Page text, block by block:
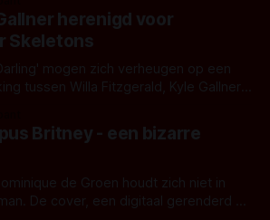
mythe. Het topic deze keer is (kon
de weerwolf. Kijk je mee?
herenigd voor
Skeletons
mogen zich verheugen op een
tussen Willa Fitzgerald, Kyle Gallner
creature feature waarvoor de
in Australië.
Britney - een bizarre
de Groen houdt zich niet in
De cover, een digitaal gerenderd en